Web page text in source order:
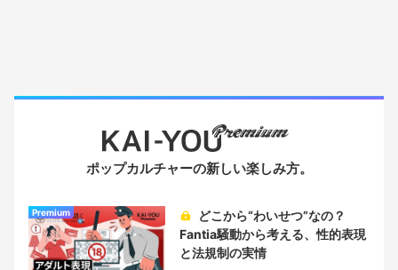
ポップカルチャーの新しい楽しみ方。
Premium
Fantia騒動から考える、性的表現
と法規制の実情